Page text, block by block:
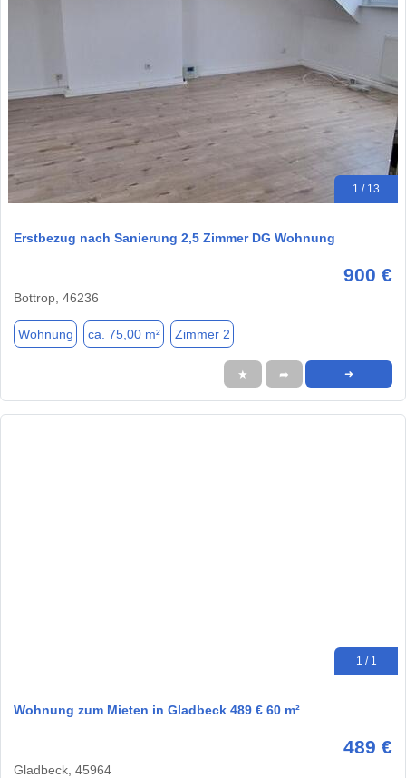
1 / 13
Erstbezug nach Sanierung 2,5 Zimmer DG Wohnung
900 €
Bottrop, 46236
Wohnung ca. 75,00 m² Zimmer 2
★ ➦ ➜
1 / 1
Wohnung zum Mieten in Gladbeck 489 € 60 m²
489 €
Gladbeck, 45964